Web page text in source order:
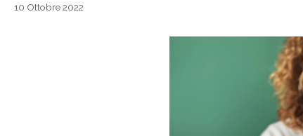
10 Ottobre 2022